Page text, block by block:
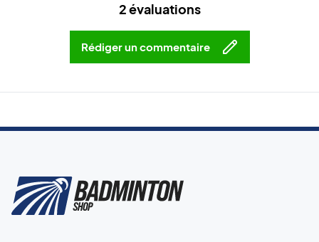
2 évaluations
Rédiger un commentaire